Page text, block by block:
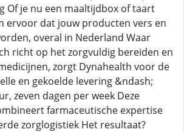
Of je nu een maaltijdbox of taart
ervoor dat jouw producten vers en
overal in Nederland Waar
richt op het zorgvuldig bereiden en
zorgt Dynahealth voor de
en gekoelde levering &ndash;
zeven dagen per week Deze
farmaceutische expertise
zorglogistiek Het resultaat?